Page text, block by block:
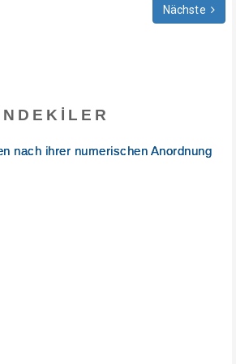
Nächste
nach ihrer numerischen Anordnung